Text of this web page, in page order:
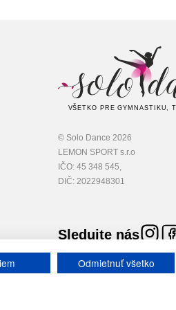
VŠETKO PRE GYMNASTIKU,
© Solo Dance 2026
LEMON SPORT s.r.o
IČO: 45 348 545,
DIČ: 2022948301
Sledujte nás
Odmietnuť všetko